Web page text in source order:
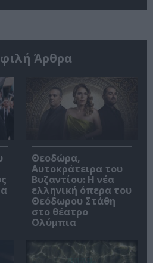
Άρθρα
Θεοδώρα,
Αυτοκράτειρα του
Βυζαντίου: Η νέα
ελληνική όπερα του
Θεόδωρου Στάθη
στο θέατρο
Ολύμπια